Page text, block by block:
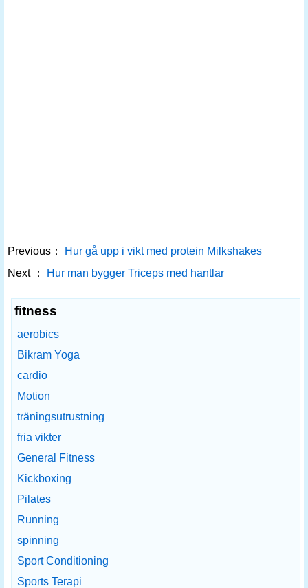
Previous：
Hur gå upp i vikt med protein Milkshakes
Next ：
Hur man bygger Triceps med hantlar
fitness
aerobics
Bikram Yoga
cardio
Motion
träningsutrustning
fria vikter
General Fitness
Kickboxing
Pilates
Running
spinning
Sport Conditioning
Sports Terapi